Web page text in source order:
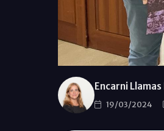
Encarni
19/03/2024